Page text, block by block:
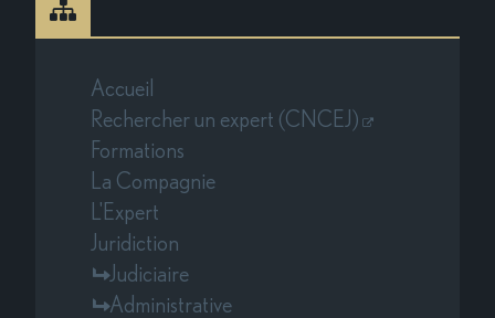
Accueil
Rechercher un expert (CNCEJ)
Formations
La Compagnie
L'Expert
Juridiction
Judiciaire
Administrative